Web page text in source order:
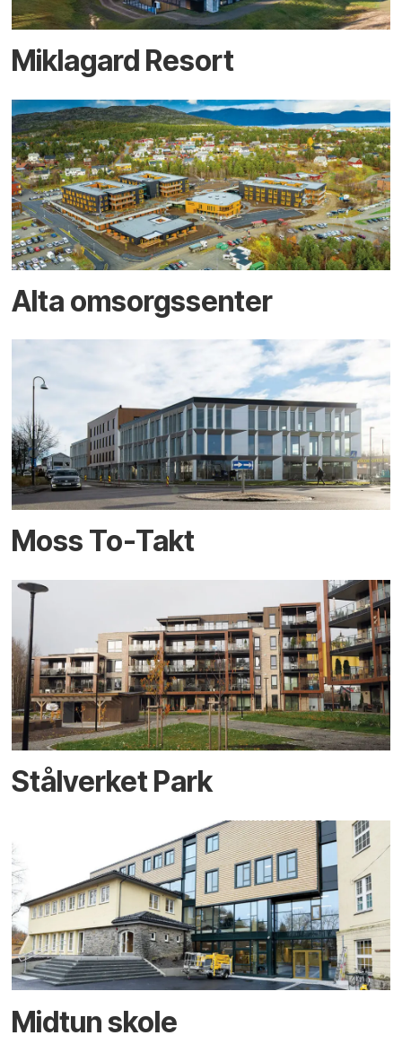
Miklagard Resort
Alta omsorgssenter
Moss To-Takt
Stålverket Park
Midtun skole